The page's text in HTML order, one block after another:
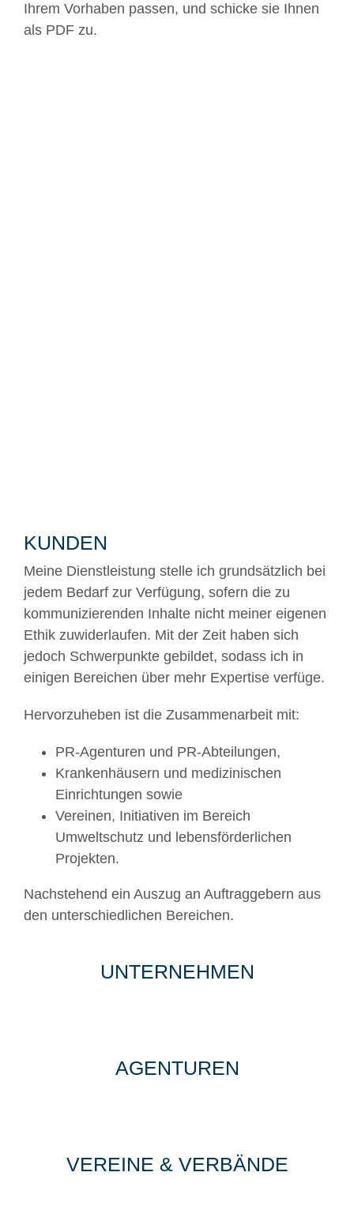
Ihrem Vorhaben passen, und schicke sie Ihnen
als PDF zu.
KUNDEN
Meine Dienstleistung stelle ich grundsätzlich bei
jedem Bedarf zur Verfügung, sofern die zu
kommunizierenden Inhalte nicht meiner eigenen
Ethik zuwiderlaufen. Mit der Zeit haben sich
jedoch Schwerpunkte gebildet, sodass ich in
einigen Bereichen über mehr Expertise verfüge.
Hervorzuheben ist die Zusammenarbeit mit:
PR-Agenturen und PR-Abteilungen,
Krankenhäusern und medizinischen
Einrichtungen sowie
Vereinen, Initiativen im Bereich
Umweltschutz und lebensförderlichen
Projekten.
Nachstehend ein Auszug an Auftraggebern aus
den unterschiedlichen Bereichen.
UNTERNEHMEN
AGENTUREN
VEREINE & VERBÄNDE